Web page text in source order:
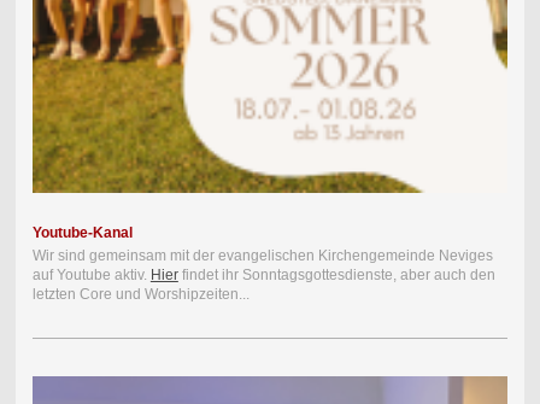
Youtube-Kanal
Wir sind gemeinsam mit der evangelischen Kirchengemeinde Neviges
auf Youtube aktiv. Hierfindet ihr Sonntagsgottesdienste, aber auch den
letzten Core und Worshipzeiten...